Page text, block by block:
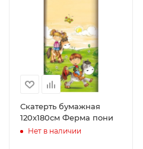
Скатерть бумажная
120x180см Ферма пони
Нет в наличии